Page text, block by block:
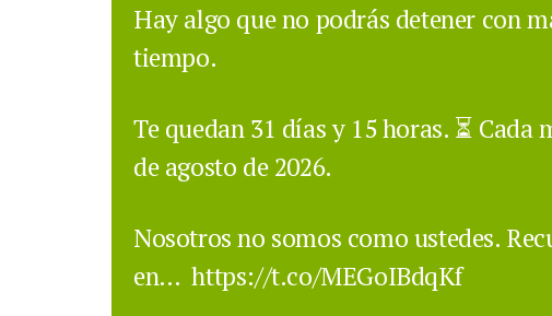
Hay algo que no podrás detener con
tiempo.
Te quedan 31 días y 15 horas. ⏳
de agosto de 2026.
Nosotros no somos como ustedes.
en… https://t.co/MEGoIBdqKf